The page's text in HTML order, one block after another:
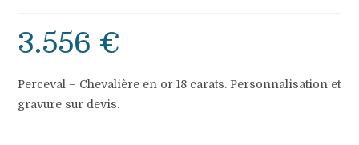
3.556 €
Perceval – Chevalière en or 18 carats. Personnalisation et
gravure sur devis.